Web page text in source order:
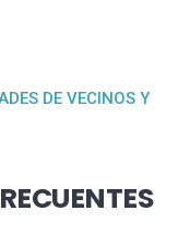
DE VECINOS Y